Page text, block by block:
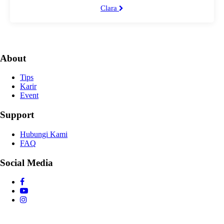
Clara
About
Tips
Karir
Event
Support
Hubungi Kami
FAQ
Social Media